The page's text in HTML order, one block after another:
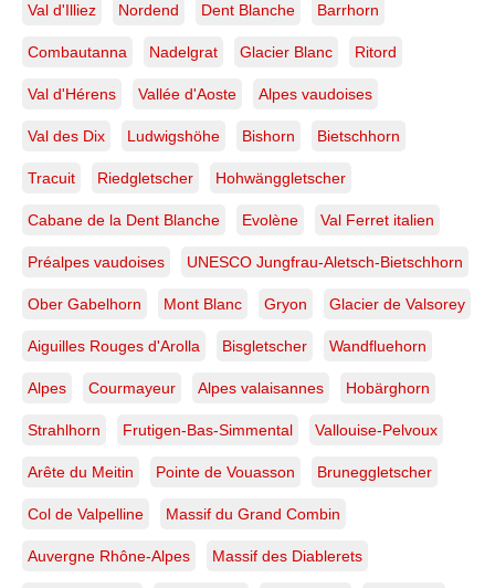
Val d'Illiez Nordend Dent Blanche Barrhorn
Combautanna Nadelgrat Glacier Blanc Ritord
Val d'Hérens Vallée d'Aoste Alpes vaudoises
Val des Dix Ludwigshöhe Bishorn Bietschhorn
Tracuit Riedgletscher Hohwänggletscher
Cabane de la Dent Blanche Evolène Val Ferret italien
Préalpes vaudoises UNESCO Jungfrau-Aletsch-Bietschhorn
Ober Gabelhorn Mont Blanc Gryon Glacier de Valsorey
Aiguilles Rouges d'Arolla Bisgletscher Wandfluehorn
Alpes Courmayeur Alpes valaisannes Hobärghorn
Strahlhorn Frutigen-Bas-Simmental Vallouise-Pelvoux
Arête du Meitin Pointe de Vouasson Bruneggletscher
Col de Valpelline Massif du Grand Combin
Auvergne Rhône-Alpes Massif des Diablerets